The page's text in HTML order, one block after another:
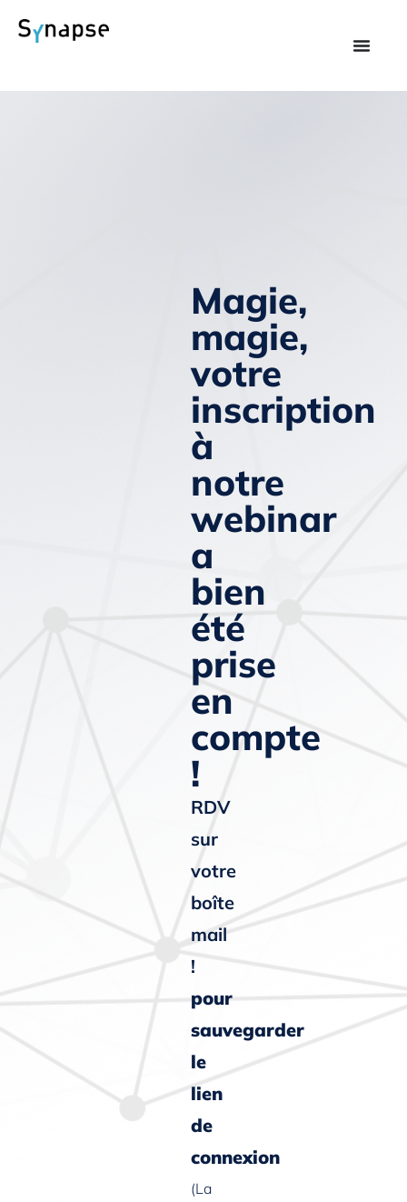
Magie,
magie,
votre
inscription
à
notre
webinar
a
bien
été
prise
en
compte
!
RDV
sur
votre
boîte
mail
!
pour
sauvegarder
le
lien
de
connexion
(La